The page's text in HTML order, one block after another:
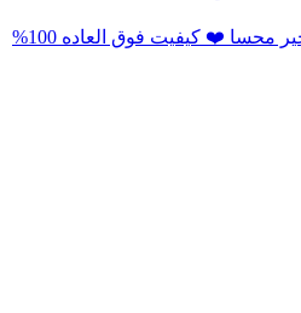
محسا ❤️ کیفیت فوق العاده 100%